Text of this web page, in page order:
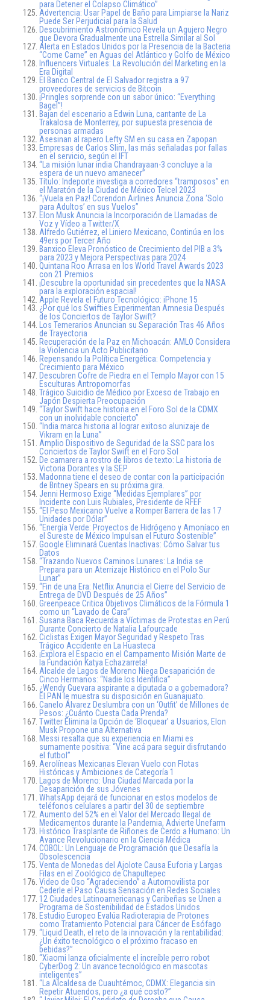
para Detener el Colapso Climático”
Advertencia: Usar Papel de Baño para Limpiarse la Nariz
Puede Ser Perjudicial para la Salud
Descubrimiento Astronómico Revela un Agujero Negro
que Devora Gradualmente una Estrella Similar al Sol
Alerta en Estados Unidos por la Presencia de la Bacteria
“Come Carne” en Aguas del Atlántico y Golfo de México
Influencers Virtuales: La Revolución del Marketing en la
Era Digital
El Banco Central de El Salvador registra a 97
proveedores de servicios de Bitcoin
¡Pringles sorprende con un sabor único: “Everything
Bagel”!
Bajan del escenario a Edwin Luna, cantante de La
Trakalosa de Monterrey, por supuesta presencia de
personas armadas
Asesinan al rapero Lefty SM en su casa en Zapopan
Empresas de Carlos Slim, las más señaladas por fallas
en el servicio, según el IFT
“La misión lunar india Chandrayaan-3 concluye a la
espera de un nuevo amanecer”
Título: Indeporte investiga a corredores “tramposos” en
el Maratón de la Ciudad de México Telcel 2023
“¡Vuela en Paz! Corendon Airlines Anuncia Zona ‘Solo
para Adultos’ en sus Vuelos”
Elon Musk Anuncia la Incorporación de Llamadas de
Voz y Vídeo a Twitter/X
Alfredo Gutiérrez, el Liniero Mexicano, Continúa en los
49ers por Tercer Año
Banxico Eleva Pronóstico de Crecimiento del PIB a 3%
para 2023 y Mejora Perspectivas para 2024
Quintana Roo Arrasa en los World Travel Awards 2023
con 21 Premios
¡Descubre la oportunidad sin precedentes que la NASA
para la exploración espacial!
Apple Revela el Futuro Tecnológico: iPhone 15
¿Por qué los Swifties Experimentan Amnesia Después
de los Conciertos de Taylor Swift?
Los Temerarios Anuncian su Separación Tras 46 Años
de Trayectoria
Recuperación de la Paz en Michoacán: AMLO Considera
la Violencia un Acto Publicitario
Repensando la Política Energética: Competencia y
Crecimiento para México
Descubren Cofre de Piedra en el Templo Mayor con 15
Esculturas Antropomorfas
Trágico Suicidio de Médico por Exceso de Trabajo en
Japón Despierta Preocupación
“Taylor Swift hace historia en el Foro Sol de la CDMX
con un inolvidable concierto”
“India marca historia al lograr exitoso alunizaje de
Vikram en la Luna”
Amplio Dispositivo de Seguridad de la SSC para los
Conciertos de Taylor Swift en el Foro Sol
De camarera a rostro de libros de texto: La historia de
Victoria Dorantes y la SEP
Madonna tiene el deseo de contar con la participación
de Britney Spears en su próxima gira.
Jenni Hermoso Exige “Medidas Ejemplares” por
Incidente con Luis Rubiales, Presidente de RFEF
“El Peso Mexicano Vuelve a Romper Barrera de las 17
Unidades por Dólar”
“Energía Verde: Proyectos de Hidrógeno y Amoníaco en
el Sureste de México Impulsan el Futuro Sostenible”
Google Eliminará Cuentas Inactivas: Cómo Salvar tus
Datos
“Trazando Nuevos Caminos Lunares: La India se
Prepara para un Aterrizaje Histórico en el Polo Sur
Lunar”
“Fin de una Era: Netflix Anuncia el Cierre del Servicio de
Entrega de DVD Después de 25 Años”
Greenpeace Critica Objetivos Climáticos de la Fórmula 1
como un “Lavado de Cara”
Susana Baca Recuerda a Víctimas de Protestas en Perú
Durante Concierto de Natalia Lafourcade
Ciclistas Exigen Mayor Seguridad y Respeto Tras
Trágico Accidente en La Huasteca
¡Explora el Espacio en el Campamento Misión Marte de
la Fundación Katya Echazarreta!
Alcalde de Lagos de Moreno Niega Desaparición de
Cinco Hermanos: “Nadie los Identifica”
¿Wendy Guevara aspirante a diputada o a gobernadora?
El PAN le muestra su disposición en Guanajuato.
Canelo Álvarez Deslumbra con un ‘Outfit’ de Millones de
Pesos: ¿Cuánto Cuesta Cada Prenda?
Twitter Elimina la Opción de ‘Bloquear’ a Usuarios, Elon
Musk Propone una Alternativa
Messi resalta que su experiencia en Miami es
sumamente positiva: “Vine acá para seguir disfrutando
el futbol”
Aerolíneas Mexicanas Elevan Vuelo con Flotas
Históricas y Ambiciones de Categoría 1
Lagos de Moreno: Una Ciudad Marcada por la
Desaparición de sus Jóvenes
WhatsApp dejará de funcionar en estos modelos de
teléfonos celulares a partir del 30 de septiembre
Aumento del 52% en el Valor del Mercado Ilegal de
Medicamentos durante la Pandemia, Advierte Unefarm
Histórico Trasplante de Riñones de Cerdo a Humano: Un
Avance Revolucionario en la Ciencia Médica
COBOL: Un Lenguaje de Programación que Desafía la
Obsolescencia
Venta de Monedas del Ajolote Causa Euforia y Largas
Filas en el Zoológico de Chapultepec
Video de Oso “Agradeciendo” a Automovilista por
Cederle el Paso Causa Sensación en Redes Sociales
12 Ciudades Latinoamericanas y Caribeñas se Unen a
Programa de Sostenibilidad de Estados Unidos
Estudio Europeo Evalúa Radioterapia de Protones
como Tratamiento Potencial para Cáncer de Esófago
“Liquid Death, el reto de la innovación y la rentabilidad:
¿Un éxito tecnológico o el próximo fracaso en
bebidas?”
“Xiaomi lanza oficialmente el increíble perro robot
CyberDog 2: Un avance tecnológico en mascotas
inteligentes”
“La Alcaldesa de Cuauhtémoc, CDMX: Elegancia sin
Repetir Atuendos, pero ¿a qué costo?”